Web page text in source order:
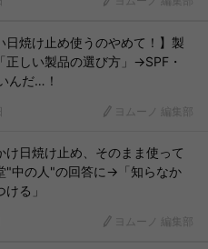
日焼け止め使うのやめて！】製
正しい製品の選び方」→SPF・
んだ…！
ヨムーノ 編集部
け日焼け止め、そのまま使って
"中の人"の回答に→「知らなか
る」
ヨムーノ 編集部